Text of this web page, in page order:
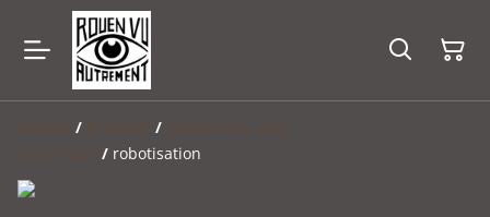
/ /
/ robotisation